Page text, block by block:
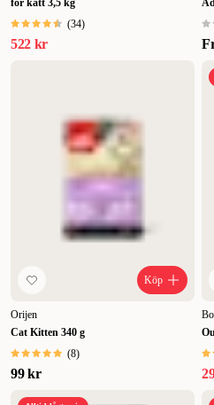
för katt 3,5 kg
(34)
522 kr
Köp
Orijen
Cat Kitten 340 g
(8)
99 kr